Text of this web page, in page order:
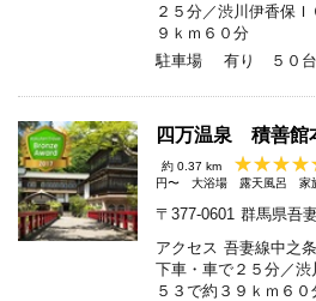
２５分／渋川伊香保
９ｋｍ６０分
駐車場
有り ５０
四万温泉 積善館
約 0.37 km
円〜
大浴場 露天風呂 家
〒377-0601 群馬県吾
アクセス 吾妻線中之
下車・車で２５分／
５３で約３９ｋｍ６０